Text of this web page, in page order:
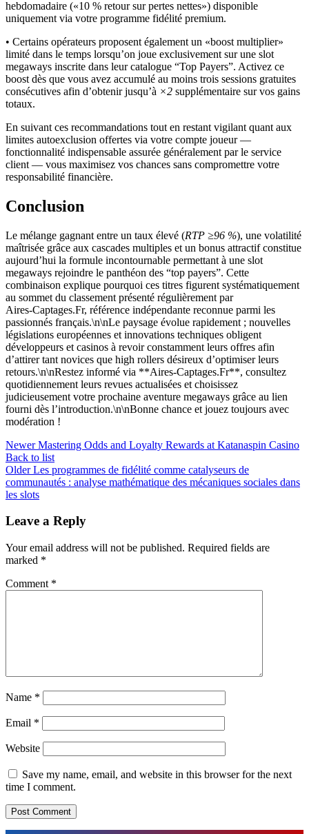
hebdomadaire («​10 % retour sur pertes nettes​») disponible
uniquement via votre programme fidélité premium.
• Certains opérateurs proposent également un «​boost multiplier​»
limité dans le temps lorsqu’on joue exclusivement sur une slot
megaways inscrite dans leur catalogue “Top Payers”. Activez ce
boost dès que vous avez accumulé au moins trois sessions gratuites
consécutives afin d’obtenir jusqu’à ×2 supplémentaire sur vos gains
totaux.
En suivant ces recommandations tout en restant vigilant quant aux
limites auto­exclu­si­on offertes via votre compte joueur —
fonctionnalité indispensable assurée généralement par le service
client — vous maximisez vos chances sans compromettre votre
responsabilité financière.
Conclusion
Le mélange gagnant entre un taux élevé (RTP ≥96 %), une volatilité
maîtrisée grâce aux cascades multiples et un bonus attractif constitue
aujourd’hui la formule incontournable permettant à une slot
megaways rejoindre le panthéon des “top payers”. Cette
combinaison explique pourquoi ces titres figurent systématiquement
au sommet du classement présenté régulièrement par
Aires‑Captages.Fr, référence indépendante reconnue parmi les
passionnés français.\n\nLe paysage évolue rapidement ; nouvelles
législations européennes et innovations techniques obligent
développeurs et casinos à revoir constamment leurs offres afin
d’attirer tant novices que high rollers désireux d’optimiser leurs
retours.\n\nRestez informé via **Aires-Captages.Fr**, consultez
quotidiennement leurs revues actualisées et choisissez
judicieusement votre prochaine aventure megaways grâce au lien
fourni dès l’introduction.\n\nBonne chance et jouez toujours avec
modération !
Newer Mastering Odds and Loyalty Rewards at Katanaspin Casino
Back to list
Older Les programmes de fidélité comme catalyseurs de
communautés : analyse mathématique des mécaniques sociales dans
les slots
Leave a Reply
Your email address will not be published. Required fields are
marked *
Comment *
Name *
Email *
Website
Save my name, email, and website in this browser for the next
time I comment.